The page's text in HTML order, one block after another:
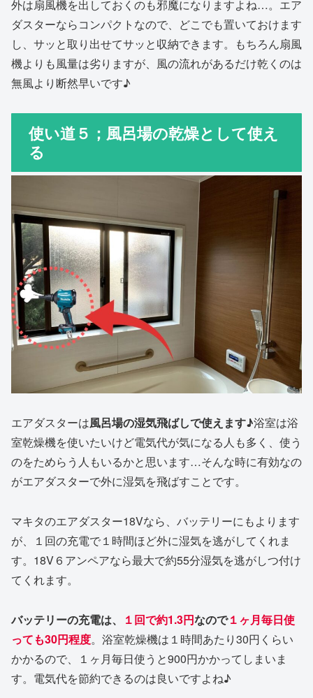
外は扇風機を出しておくのも邪魔になりますよね…。エア
ダスターならコンパクトなので、どこでも置いておけます
し、サッと取り出せてサッと収納できます。もちろん扇風
機よりも風量は劣りますが、風の流れがあるだけ乾くのは
無風より断然早いです♪
使い道５；風呂場の乾燥として使え
る
エアダスターは風呂場の湿気飛ばしで使えます♪浴室は浴
室乾燥機を使いたいけど電気代が気になる人も多く、使う
のをためらう人もいるかと思います…そんな時に有効なの
がエアダスターで外に湿気を飛ばすことです。
マキタのエアダスター18Vなら、バッテリーにもよります
が、１回の充電で１時間ほど外に湿気を逃がしてくれま
す。18V６アンペアなら最大で約55分湿気を逃がしつ付け
てくれます。
バッテリーの充電は、 １回で約1.3円なので１ヶ月毎日使
っても30円程度。浴室乾燥機は１時間あたり30円くらい
かかるので、１ヶ月毎日使うと900円かかってしまいま
す。電気代を節約できるのは良いですよね♪